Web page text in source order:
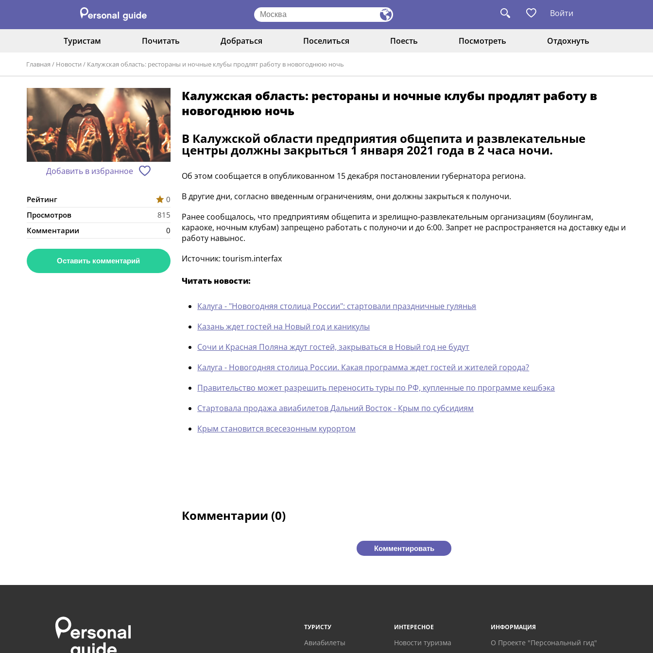
Войти
Туристам Почитать Добраться Поселиться Поесть Посмотреть Отдохнуть
Главная / Новости / Калужская область: рестораны и ночные клубы продлят работу в новогоднюю ночь
Добавить в избранное
Рейтинг
0
Просмотров
815
Комментарии
0
Оставить комментарий
Калужская область: рестораны и ночные клубы продлят работу в
новогоднюю ночь
В Калужской области предприятия общепита и развлекательные
центры должны закрыться 1 января 2021 года в 2 часа ночи.
Об этом сообщается в опубликованном 15 декабря постановлении губернатора региона.
В другие дни, согласно введенным ограничениям, они должны закрыться к полуночи.
Ранее сообщалось, что предприятиям общепита и зрелищно-развлекательным организациям (боулингам,
караоке, ночным клубам) запрещено работать с полуночи и до 6:00. Запрет не распространяется на доставку еды и
работу навынос.
Источник: tourism.interfax
Читать новости:
Калуга - "Новогодняя столица России": стартовали праздничные гулянья
Казань ждет гостей на Новый год и каникулы
Сочи и Красная Поляна ждут гостей, закрываться в Новый год не будут
Калуга - Новогодняя столица России. Какая программа ждет гостей и жителей города?
Правительство может разрешить переносить туры по РФ, купленные по программе кешбэка
Стартовала продажа авиабилетов Дальний Восток - Крым по субсидиям
Крым становится всесезонным курортом
Комментарии (0)
Комментировать
ТУРИСТУ
Авиабилеты
ИНТЕРЕСНОЕ
Новости туризма
ИНФОРМАЦИЯ
О Проекте "Персональный гид"